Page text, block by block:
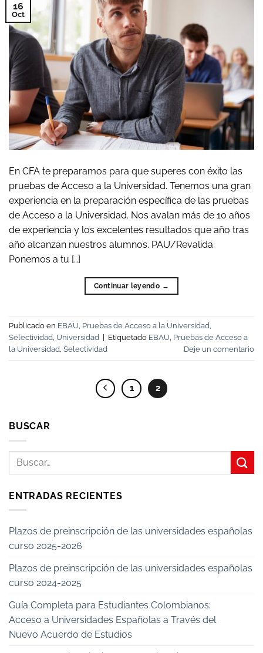
16
Oct
En CFA te preparamos para que superes con éxito las
pruebas de Acceso a la Universidad. Tenemos una gran
experiencia en la preparación específica de las pruebas
de Acceso a la Universidad. Nos avalan más de 10 años
de experiencia y los excelentes resultados que año tras
año alcanzan nuestros alumnos. PAU/Revalida
Ponemos a tu […]
Continuar leyendo →
Publicado en EBAU Pruebas de Acceso a la Universidad
Selectividad Universidad Etiquetado EBAU Pruebas de Acceso a
la Universidad Selectividad Deje un comentario
1 2
BUSCAR
ENTRADAS RECIENTES
Plazos de preinscripción de las universidades españolas
curso 2025-2026
Plazos de preinscripción de las universidades españolas
curso 2024-2025
Guía Completa para Estudiantes Colombianos:
Acceso a Universidades Españolas a Través del
Nuevo Acuerdo de Estudios